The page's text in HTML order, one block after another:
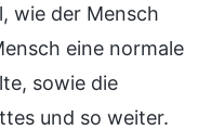
wie der Mensch
eine normale
sowie die
und so weiter.